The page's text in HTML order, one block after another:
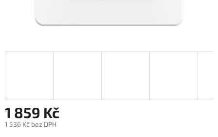
1 859 Kč
1 536 Kč bez DPH